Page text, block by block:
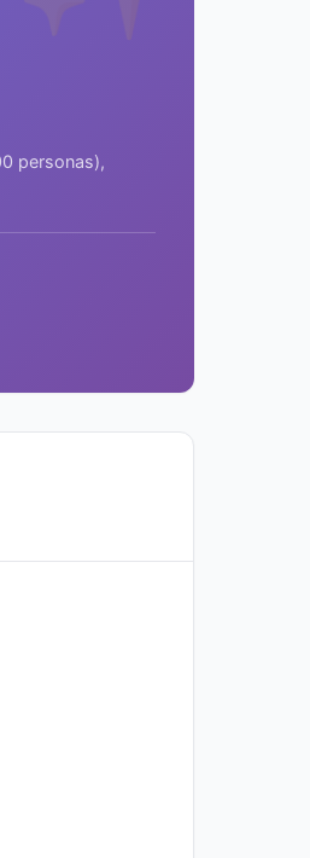
personas),